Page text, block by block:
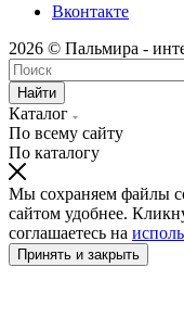
Вконтакте
2026 © Пальмира -
Найти
Каталог
По всему сайту
По каталогу
Мы сохраняем файлы
сайтом удобнее.
соглашаетесь на
Принять и закрыть